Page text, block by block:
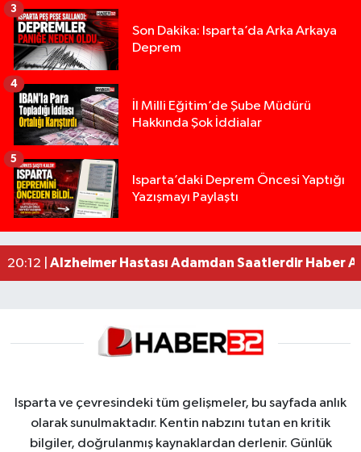
Son Dakika: Isparta’da Arka Arkaya
Deprem
3
İl Milli Eğitim’de Şube Müdürü
Hakkında Şok İddialar
4
Isparta’daki Deprem Öncesi Yaptığı
Yazışmayı Paylaştı
5
13:00 |Yığılca'da kardeşler arasındaki silahlı kavgada
12:48 |Tur teknesi çalışanlarının birbirine girdiği kavga
20:12 | Alzheimer Hastası Adamdan Saatlerdir Haber
19:22 |Komşuda haber alınamayan kadın evinde ölü
Isparta ve çevresindeki tüm gelişmeler, bu sayfada anlık
olarak sunulmaktadır. Kentin nabzını tutan en kritik
bilgiler, doğrulanmış kaynaklardan derlenir. Günlük